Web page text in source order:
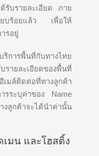
รับรายละเอียด ภาย
รียบร้อยแล้ว เพื่อให้
รอยู่
การพื้นที่กับทางไทย
รายละเอียดของพื้นที่
เมล์ติดต่อที่ทางลูกค้า
รระบุค่าของ Name
งลูกค้าจะได้นำค่านั้น
เมน และโฮสติ้ง